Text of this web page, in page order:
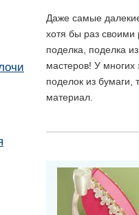
Даже самые
хотя бы раз
поделка, поделка
мастеров! У многих
поделок из бумаги,
материал.